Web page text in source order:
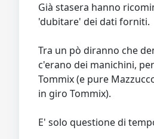
Già stasera hanno
'dubitare' dei dati forniti.
Tra un pò diranno che
c'erano dei manichini,
Tommix (e pure
in giro Tommix).
E' solo questione di